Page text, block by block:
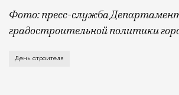
Фото: пресс-служба
градостроительной политики
В этом году профессиональный
День строителя